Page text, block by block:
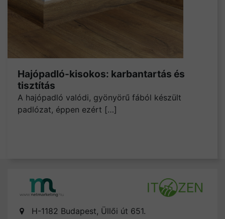
Hajópadló-kisokos: karbantartás és
tisztítás
A hajópadló valódi, gyönyörű fából készült
padlózat, éppen ezért […]
H-1182 Budapest, Üllői út 651.